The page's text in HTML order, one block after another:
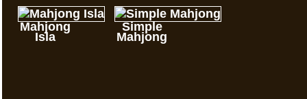
Mahjong
Isla
Simple
Mahjong